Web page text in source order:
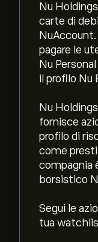
Nu
carte di
pagare le
Nu
il profilo Nu
Nu
fornisce
profilo di
come
compagnia
borsistico
Segui le
tua